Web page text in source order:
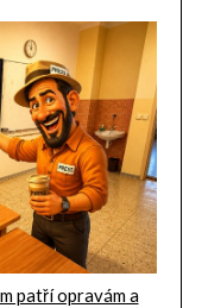
patří opravám a